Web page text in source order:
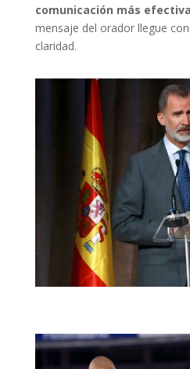
comunicación más efectiva
mensaje del orador llegue
claridad.